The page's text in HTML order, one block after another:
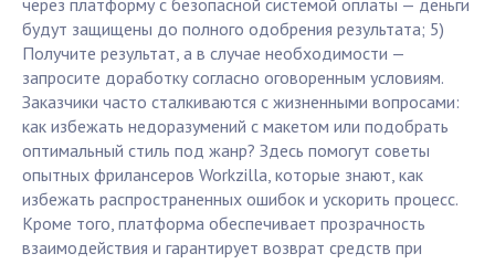
через платформу с безопасной системой оплаты — деньги
будут защищены до полного одобрения результата; 5)
Получите результат, а в случае необходимости —
запросите доработку согласно оговоренным условиям.
Заказчики часто сталкиваются с жизненными вопросами:
как избежать недоразумений с макетом или подобрать
оптимальный стиль под жанр? Здесь помогут советы
опытных фрилансеров Workzilla, которые знают, как
избежать распространенных ошибок и ускорить процесс.
Кроме того, платформа обеспечивает прозрачность
взаимодействия и гарантирует возврат средств при